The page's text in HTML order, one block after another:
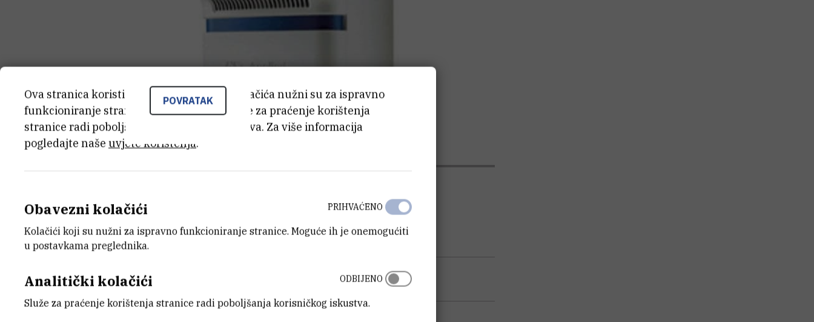
KATEGORIJA
nekategorizirana oprema
potpuno funkcionalan
POVRATAK
Ova stranica koristi kolačiće. Neki od tih kolačića nužni su za ispravno
funkcioniranje stranice, dok se drugi koriste za praćenje korištenja
stranice radi poboljšanja korisničkog iskustva. Za više informacija
pogledajte naše uvjete korištenja.
Obavezni kolačići
Kolačići koji su nužni za ispravno funkcioniranje stranice. Moguće ih je onemogućiti
u postavkama preglednika.
PRIHVAĆENO
Analitički kolačići
Služe za praćenje korištenja stranice radi poboljšanja korisničkog iskustva.
ODBIJENO